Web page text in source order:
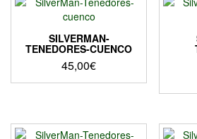
SILVERMAN-
TENEDORES-CUENCO
45,00€